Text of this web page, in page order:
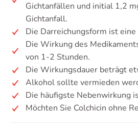
Gichtanfällen und initial 1,2
Gichtanfall.
Die Darreichungsform ist
Die Wirkung des
von 1-2 Stunden.
Die Wirkungsdauer beträgt
Alkohol sollte vermieden
Die häufigste Nebenwirkung
Möchten Sie Colchicin ohne